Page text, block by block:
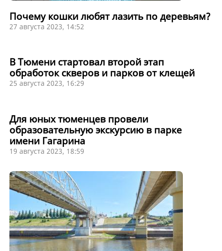
Почему кошки любят лазить по деревьям?
27 августа 2023, 14:52
В Тюмени стартовал второй этап
обработок скверов и парков от клещей
25 августа 2023, 16:29
Для юных тюменцев провели
образовательную экскурсию в парке
имени Гагарина
19 августа 2023, 18:59